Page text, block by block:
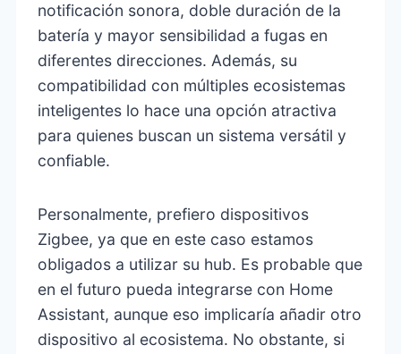
notificación sonora, doble duración de la
batería y mayor sensibilidad a fugas en
diferentes direcciones. Además, su
compatibilidad con múltiples ecosistemas
inteligentes lo hace una opción atractiva
para quienes buscan un sistema versátil y
confiable.
Personalmente, prefiero dispositivos
Zigbee, ya que en este caso estamos
obligados a utilizar su hub. Es probable que
en el futuro pueda integrarse con Home
Assistant, aunque eso implicaría añadir otro
dispositivo al ecosistema. No obstante, si